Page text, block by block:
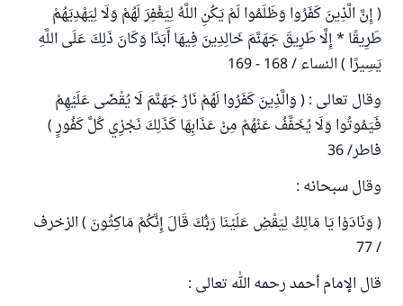
( إِنَّ الَّذِينَ كَفَرُوا وَظَلَمُوا لَمْ يَكُنِ اللَّهُ لِيَغْفِرَ لَهُمْ وَلَا لِيَهْدِيَهُمْ
طَرِيقًا * إِلَّا طَرِيقَ جَهَنَّمَ خَالِدِينَ فِيهَا أَبَدًا وَكَانَ ذَلِكَ عَلَى اللَّهِ
يَسِيرًا ) النساء / 168 - 169
وقال تعالى : ( وَالَّذِينَ كَفَرُوا لَهُمْ نَارُ جَهَنَّمَ لَا يُقْضَى عَلَيْهِمْ
فَيَمُوتُوا وَلَا يُخَفَّفُ عَنْهُمْ مِنْ عَذَابِهَا كَذَلِكَ نَجْزِي كُلَّ كَفُورٍ )
فاطر/ 36
وقال سبحانه :
( وَنَادَوْا يَا مَالِكُ لِيَقْضِ عَلَيْنَا رَبُّكَ قَالَ إِنَّكُمْ مَاكِثُونَ ) الزخرف
/ 77
قال الإمام أحمد رحمه الله تعالى :